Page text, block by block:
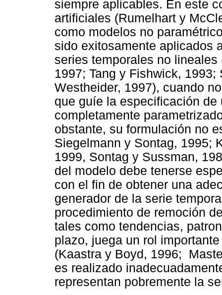
siempre aplicables. En este
artificiales (Rumelhart y
como modelos no
sido exitosamente aplicados
series temporales no
1997; Tang y Fishwick,
Westheider, 1997), cuando
que guíe la especificación
completamente
obstante, su formulación no
Siegelmann y Sontag, 1995;
1999, Sontag y Sussman,
del modelo debe tenerse
con el fin de obtener una
generador de la serie
procedimiento de remoción
tales como tendencias,
plazo, juega un rol
(Kaastra y Boyd, 1996;
es realizado
representan pobremente la